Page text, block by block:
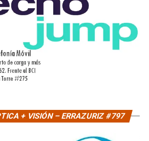
+ VISIÓN – ERRAZURIZ #797